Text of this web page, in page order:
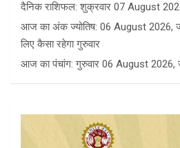
दैनिक राशिफल: शुक्रवार 07 August
आज का अंक ज्योतिष: 06 August 2026,
लिए कैसा रहेगा गुरुवार
आज का पंचांग: गुरुवार 06 August 2026,